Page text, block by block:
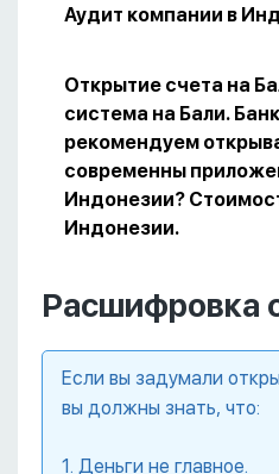
Аудит компании в
Открытие счета на
система на Бали.
рекомендуем
современны
Индонезии?
Индонезии.
Расшифровка
Если вы задумали
вы должны знать, что:
1. Деньги не главное.